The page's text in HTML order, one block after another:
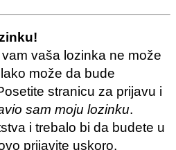
vaša lozinka ne može
može da bude
stranicu za prijavu i
sam moju lozinku.
i trebalo bi da budete u
prijavite uskoro.